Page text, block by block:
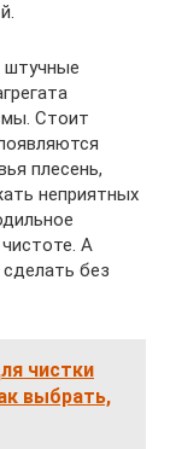
штучные
Стоит
плесень,
неприятных
А
без
чистки
выбрать,